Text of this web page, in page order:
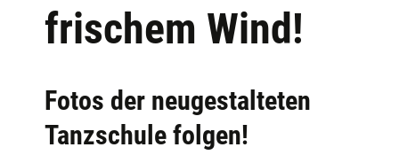
frischem Wind!
Fotos der neugestalteten
Tanzschule folgen!